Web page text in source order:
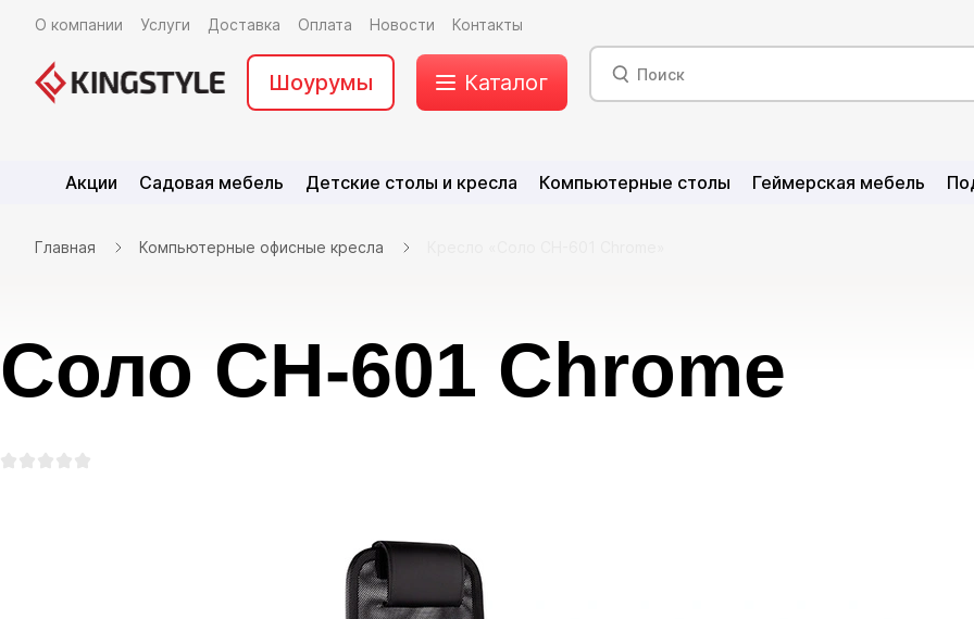
О компании Услуги Доставка Оплата Новости Контакты
Шоурумы Каталог
Акции Садовая мебель Детские столы и кресла Компьютерные столы Геймерская мебель
Главная Компьютерные офисные кресла
Соло CH-601 Chrome